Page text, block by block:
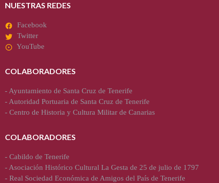
NUESTRAS REDES
Facebook
Twitter
YouTube
COLABORADORES
- Ayuntamiento de Santa Cruz de Tenerife
- Autoridad Portuaria de Santa Cruz de Tenerife
- Centro de Historia y Cultura Militar de Canarias
COLABORADORES
- Cabildo de Tenerife
- Asociación Histórico Cultural La Gesta de 25 de julio de 1797
- Real Sociedad Económica de Amigos del País de Tenerife